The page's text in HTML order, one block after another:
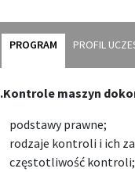
PROGRAM PROFIL
maszyn
podstawy prawne;
rodzaje kontroli i ich
częstotliwość kontroli;